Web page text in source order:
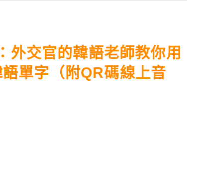
外交官的韓語老師教你用
單字（附QR碼線上音